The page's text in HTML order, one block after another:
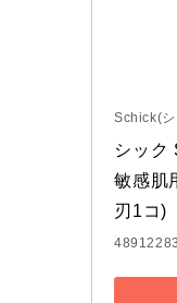
Schick(
シック
敏感肌
刃1コ)